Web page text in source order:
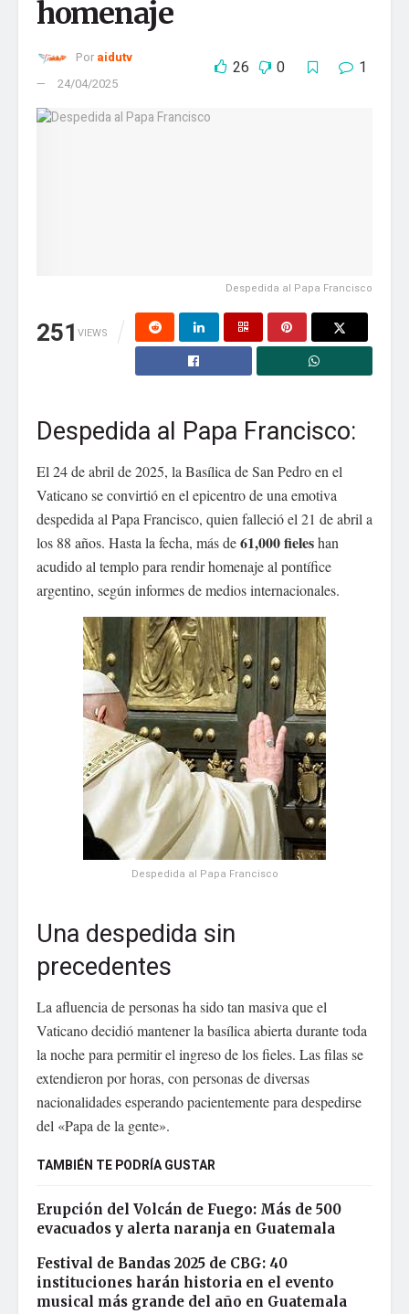
Nombre*
este navegador para la próxima vez que comente.
homenaje
Por aidutv
24/04/2025
26 0 1
Despedida al Papa Francisco
251 VIEWS
Despedida al Papa Francisco:
El 24 de abril de 2025, la Basílica de San Pedro en el
Vaticano se convirtió en el epicentro de una emotiva
despedida al Papa Francisco, quien falleció el 21 de abril a
los 88 años. Hasta la fecha, más de61,000 fieleshan
acudido al templo para rendir homenaje al pontífice
argentino, según informes de medios internacionales.
Despedida al Papa Francisco
Una despedida sin
precedentes
La afluencia de personas ha sido tan masiva que el
Vaticano decidió mantener la basílica abierta durante toda
la noche para permitir el ingreso de los fieles. Las filas se
extendieron por horas, con personas de diversas
nacionalidades esperando pacientemente para despedirse
del «Papa de la gente».
TAMBIÉN TE PODRÍA GUSTAR
Erupción del Volcán de Fuego: Más de 500
evacuados y alerta naranja en Guatemala
Festival de Bandas 2025 de CBG: 40
instituciones harán historia en el evento
musical más grande del año en Guatemala